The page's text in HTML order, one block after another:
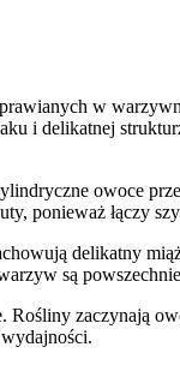
w
i delikatnej
owoce
ponieważ łączy
delikatny
są
zaczynają